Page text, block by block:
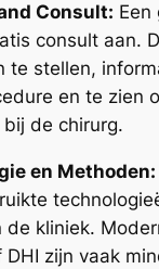
Consult: Een
consult aan.
te stellen,
en te zien
de chirurg.
en Methoden:
de kliniek.
DHI zijn vaak